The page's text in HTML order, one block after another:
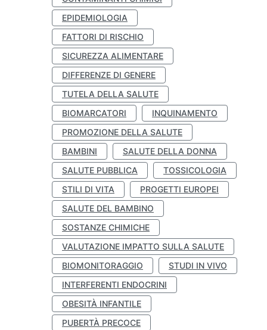
EPIDEMIOLOGIA
FATTORI DI RISCHIO
SICUREZZA ALIMENTARE
DIFFERENZE DI GENERE
TUTELA DELLA SALUTE
BIOMARCATORI
INQUINAMENTO
PROMOZIONE DELLA SALUTE
BAMBINI
SALUTE DELLA DONNA
SALUTE PUBBLICA
TOSSICOLOGIA
STILI DI VITA
PROGETTI EUROPEI
SALUTE DEL BAMBINO
SOSTANZE CHIMICHE
VALUTAZIONE IMPATTO SULLA SALUTE
BIOMONITORAGGIO
STUDI IN VIVO
INTERFERENTI ENDOCRINI
OBESITÀ INFANTILE
PUBERTÀ PRECOCE